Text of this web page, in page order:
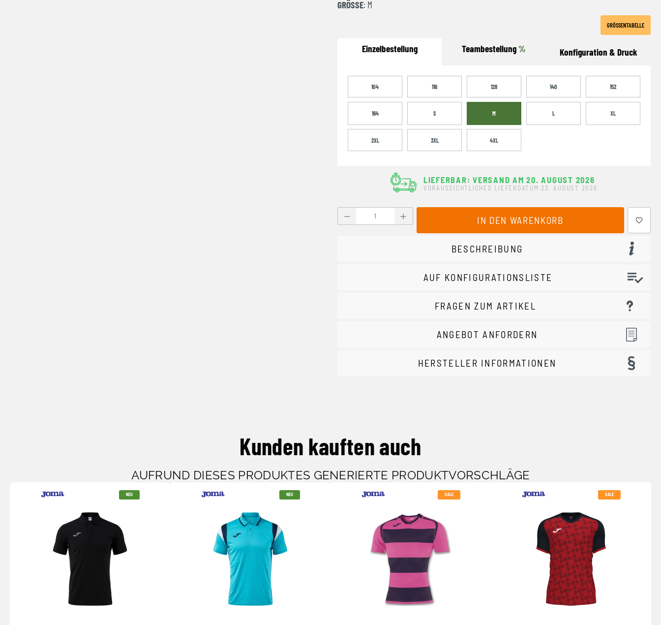
GRÖSSE : M
GRÖSSENTABELLE
Einzelbestellung Teambestellung % Konfiguration & Druck
104 116 128 140 152
164 S M L XL
2XL 3XL 4XL
LIEFERBAR: VERSAND AM 20. AUGUST 2026
VORAUSSICHTLICHES LIEFERDATUM 23. AUGUST 2026
Produkt Anzahl: Gib den gewünschten Wert ein oder benutze die Schaltflächen
IN DEN WARENKORB
BESCHREIBUNG
AUF KONFIGURATIONSLISTE
FRAGEN ZUM ARTIKEL
ANGEBOT ANFORDERN
HERSTELLER INFORMATIONEN
Kunden kauften auch
AUFRUND DIESES PRODUKTES GENERIERTE PRODUKTVORSCHLÄGE
NEU NEU SALE SALE